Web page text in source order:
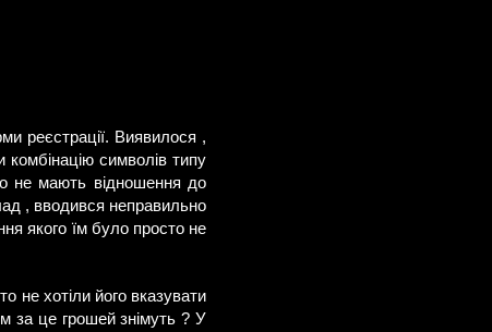
реєстрації. Виявилося ,
символів типу
не мають відношення до
, вводився неправильно
якого їм було просто не
не хотіли його вказувати
за це грошей знімуть ? У